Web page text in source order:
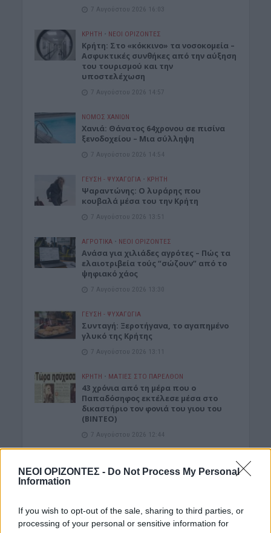
ΝΕΟΙ ΟΡΙΖΟΝΤΕΣ - Do Not Process My Personal
Information
If you wish to opt-out of the sale, sharing to third parties, or
processing of your personal or sensitive information for
7 Αυγούστου 2026 16:03
ΚΡΗΤΗ • ΝΕΟΙ ΟΡΙΖΟΝΤΕΣ
Κρήτη: Στο «κόκκινο» τα νοσοκομεία –
Ασφυκτικές συνθήκες από την αύξηση
του τουρισμού και την
υποστελέχωση
7 Αυγούστου 2026 14:57
ΝΟΜΌΣ ΧΑΝΊΩΝ
Χανιά: Θάνατος 64χρονου σε πισίνα
ξενοδοχείου – Μια σύλληψη
7 Αυγούστου 2026 14:54
ΓΕΎΣΗ - ΨΥΧΑΓΩΓΊΑ • ΚΡΗΤΗ
Ψαραντώνης: Ο λυράρης που
κουβαλά μέσα του την Κρήτη
7 Αυγούστου 2026 13:51
ΑΓΡΟΤΙΚΑ • ΝΕΟΙ ΟΡΙΖΟΝΤΕΣ
Ανάσα για χιλιάδες αγρότες – Πώς τα
ελαιοτριβεία τούς “σώζουν” από το
ψηφιακό χάος
7 Αυγούστου 2026 13:30
ΓΕΎΣΗ - ΨΥΧΑΓΩΓΊΑ
Συνταγή: Ξεροτήγανα, το αγαπημένο
γλυκό της Κρήτης
7 Αυγούστου 2026 13:11
ΚΡΗΤΗ • ΜΑΤΙΕΣ ΣΤΟ ΠΑΡΕΛΘΟΝ
43 χρόνια από τη μέρα που ο
Παπαδόσηφος εκτέλεσε μέσα στο
δικαστήριο τον φονιά του γιου του
(ΒΙΝΤΕΟ)
7 Αυγούστου 2026 12:44